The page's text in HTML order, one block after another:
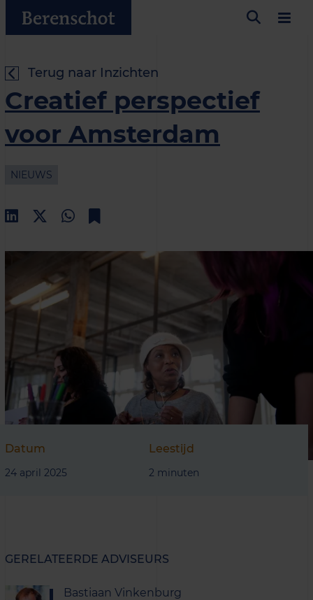
Terug naar Inzichten
Creatief perspectief
voor Amsterdam
NIEUWS
Datum
24 april 2025
Leestijd
2 minuten
GERELATEERDE ADVISEURS
Bastiaan Vinkenburg